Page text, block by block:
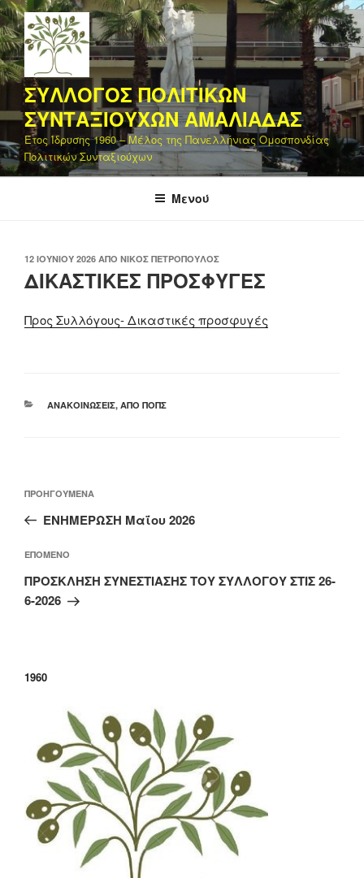
Μετάβαση
στο
περιεχόμενο
ΣΥΛΛΟΓΟΣ ΠΟΛΙΤΙΚΩΝ
ΣΥΝΤΑΞΙΟΥΧΩΝ ΑΜΑΛΙΑΔΑΣ
Έτος Ίδρυσης 1960 – Μέλος της Πανελλήνιας Ομοσπονδίας
Πολιτικών Συνταξιούχων
Μενού
ΔΗΜΟΣΙΕΎΤΗΚΕ
ΣΤΙΣ
12 ΙΟΥΝΊΟΥ 2026 ΑΠΌ ΝΊΚΟΣ ΠΕΤΡΌΠΟΥΛΟΣ
ΔΙΚΑΣΤΙΚΕΣ ΠΡΟΣΦΥΓΕΣ
Προς Συλλόγους- Δικαστικές προσφυγές
ΚΑΤΗΓΟΡΊΕΣ
ΑΝΑΚΟΙΝΏΣΕΙΣ, ΑΠΌ ΠΟΠΣ
άρθρων
Προηγούμενο
άρθρο
ΠΡΟΗΓΟΎΜΕΝΑ
ΕΝΗΜΕΡΩΣΗ Μαΐου 2026
Επόμενο
άρθρο
ΕΠΌΜΕΝΟ
ΠΡΟΣΚΛΗΣΗ ΣΥΝΕΣΤΙΑΣΗΣ ΤΟΥ ΣΥΛΛΟΓΟΥ ΣΤΙΣ 26-
6-2026
1960